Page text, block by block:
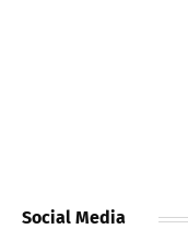
Social Media